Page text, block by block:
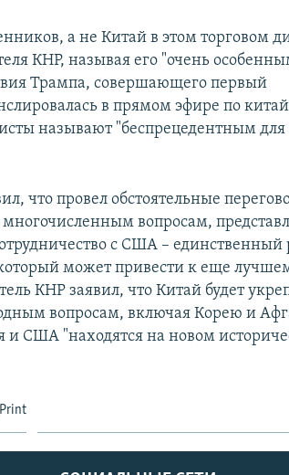
а не Китай в этом торговом
КНР, называя его "очень
Трампа, совершающего первый
в прямом эфире по
называют "беспрецедентным для
что провел обстоятельные
многочисленным вопросам,
с США – единственный
может привести к еще
КНР заявил, что Китай будет
вопросам, включая Корею и
и США "находятся на новом
Print